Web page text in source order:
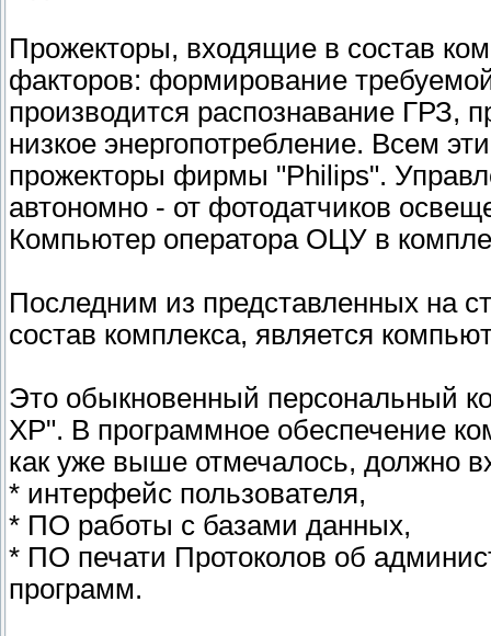
Прожекторы, входящие в состав
факторов: формирование
производится распознавание ГРЗ,
низкое энергопотребление. Всем
прожекторы фирмы "Philips".
автономно - от фотодатчиков
Компьютер оператора ОЦУ в
Последним из представленных на
состав комплекса, является
Это обыкновенный персональный
XP". В программное обеспечение
как уже выше отмечалось, должно
* интерфейс пользователя,
* ПО работы с базами данных,
* ПО печати Протоколов об
программ.